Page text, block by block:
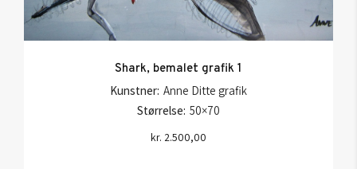
Shark, bemalet grafik 1
Kunstner: Anne Ditte grafik
Størrelse: 50×70
kr. 2.500,00